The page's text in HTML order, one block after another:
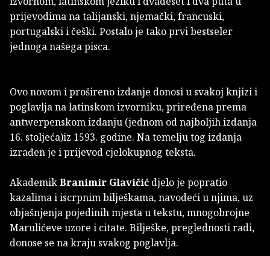
prijevodima na talijanski, njemački, francuski,
portugalski i češki. Postalo je tako prvi bestseler
jednoga našega pisca.
Ovo novom i prošireno izdanje donosi u svakoj knjizi i
poglavlja na latinskom izvorniku, priređena prema
antwerpenskom izdanju (jednom od najboljih izdanja
16. stoljeća)iz 1593. godine. Na temelju tog izdanja
izrađen je i prijevod cjelokupnog teksta.
AkademikBranimir Glavičić djelo je popratio
kazalima i iscrpnim bilješkama, navodeći u njima, uz
objašnjenja pojedinih mjesta u tekstu, mnogobrojne
Marulićeve uzore i citate. Bilješke, preglednosti radi,
donose se na kraju svakog poglavlja.